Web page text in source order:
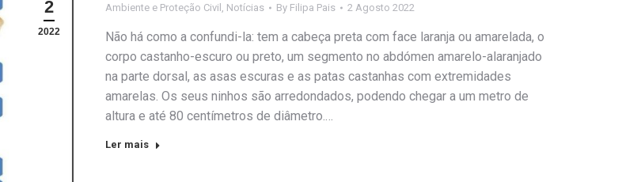
2
2022
Ambiente e Proteção Civil , Notícias By Filipa Pais 2 Agosto 2022
Não há como a confundi-la: tem a cabeça preta com face laranja ou amarelada, o
corpo castanho-escuro ou preto, um segmento no abdómen amarelo-alaranjado
na parte dorsal, as asas escuras e as patas castanhas com extremidades
amarelas. Os seus ninhos são arredondados, podendo chegar a um metro de
altura e até 80 centímetros de diâmetro.…
Ler mais